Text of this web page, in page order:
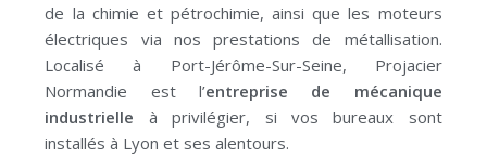
de la chimie et pétrochimie, ainsi que les moteurs
électriques via nos prestations de métallisation.
Localisé à Port-Jérôme-Sur-Seine, Projacier
Normandie est l’entreprise de mécanique
industrielle à privilégier, si vos bureaux sont
installés à Lyon et ses alentours.